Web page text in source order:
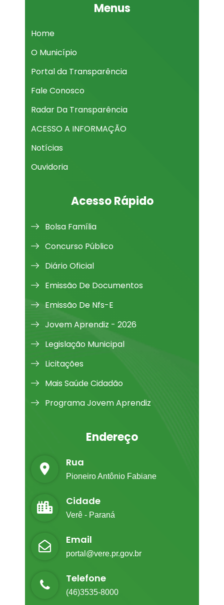
Menus
Home
O Município
Portal da Transparência
Fale Conosco
Radar Da Transparência
ACESSO A INFORMAÇÃO
Notícias
Ouvidoria
Acesso Rápido
Bolsa Família
Concurso Público
Diário Oficial
Emissão De Documentos
Emissão De Nfs-E
Jovem Aprendiz - 2026
Legislação Municipal
Licitações
Mais Saúde Cidadão
Programa Jovem Aprendiz
Endereço
Rua
Pioneiro Antônio Fabiane
Cidade
Verê - Paraná
Email
portal@vere.pr.gov.br
Telefone
(46)3535-8000